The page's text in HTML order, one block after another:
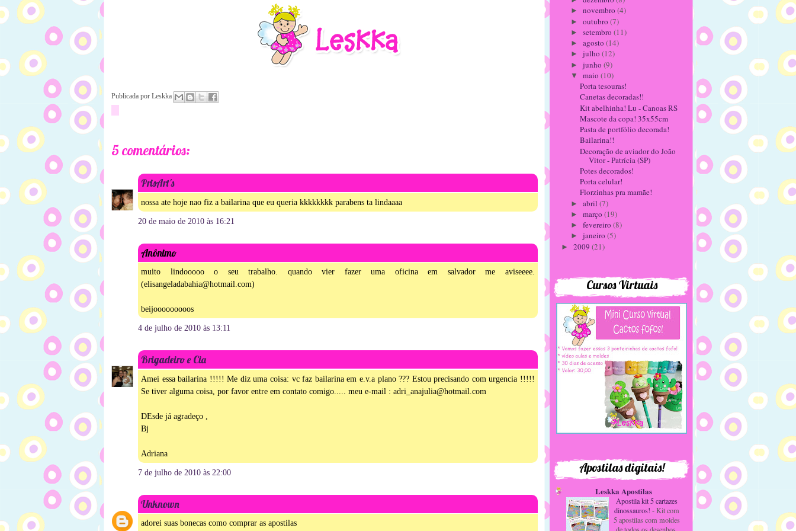
Publicada por Leskka
5 comentários:
PrisArt's
nossa ate hoje nao fiz a bailarina que eu queria kkkkkkkk parabens ta lindaaaa
20 de maio de 2010 às 16:21
Anônimo
muito lindooooo o seu trabalho. quando vier fazer uma oficina em salvador me aviseeee.
(elisangeladabahia@hotmail.com)
beijooooooooos
4 de julho de 2010 às 13:11
Brigadeiro e Cia
Amei essa bailarina !!!!! Me diz uma coisa: vc faz bailarina em e.v.a plano ??? Estou precisando com urgencia !!!!!
Se tiver alguma coisa, por favor entre em contato comigo..... meu e-mail : adri_anajulia@hotmail.com
DEsde já agradeço ,
Bj
Adriana
7 de julho de 2010 às 22:00
Unknown
adorei suas bonecas como comprar as apostilas
► novembro (4)
► outubro (7)
► setembro (11)
► agosto (14)
► julho (12)
► junho (9)
▼ maio (10)
Porta tesouras!
Canetas decoradas!!
Kit abelhinha! Lu - Canoas RS
Mascote da copa! 35x55cm
Pasta de portfólio decorada!
Bailarina!!
Decoração de aviador do João
Vitor - Patrícia (SP)
Potes decorados!
Porta celular!
Florzinhas pra mamãe!
► abril (7)
► março (19)
► fevereiro (8)
► janeiro (5)
► 2009 (21)
Cursos Virtuais
Apostilas digitais!
Leskka Apostilas
Apostila kit 5 cartazes
dinossauros! -Kit com
5 apostilas com moldes
de todos os desenhos,